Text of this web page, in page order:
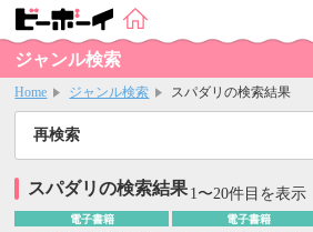
ジャンル検索
Home ジャンル検索 スパダリの検索結果
再検索
スパダリの検索結果 1〜20件目を表
電子書籍 電子書籍